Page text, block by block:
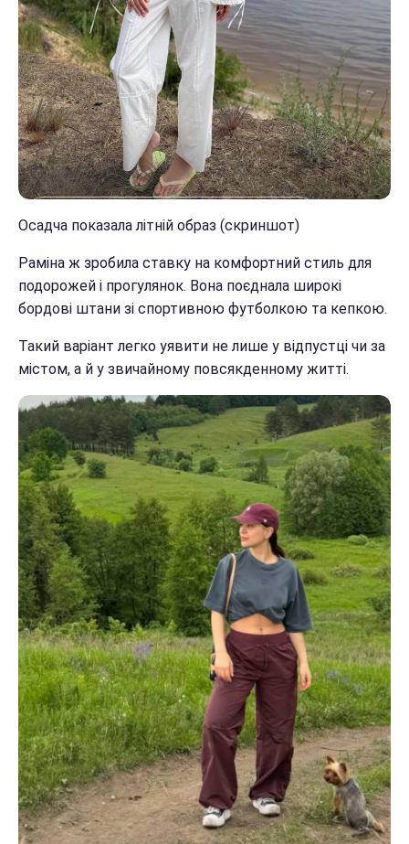
Осадча показала літній образ (скриншот)
Раміна ж зробила ставку на комфортний стиль для
подорожей і прогулянок. Вона поєднала широкі
бордові штани зі спортивною футболкою та кепкою.
Такий варіант легко уявити не лише у відпустці чи за
містом, а й у звичайному повсякденному житті.